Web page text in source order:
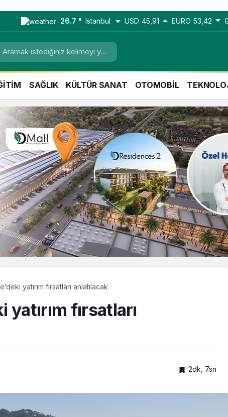
26.7 ° Istanbul USD 45,91 EURO 53,42
SAĞLIK KÜLTÜR SANAT OTOMOBİL
yatırım fırsatları anlatılacak
yatırım fırsatları
2dk, 7sn